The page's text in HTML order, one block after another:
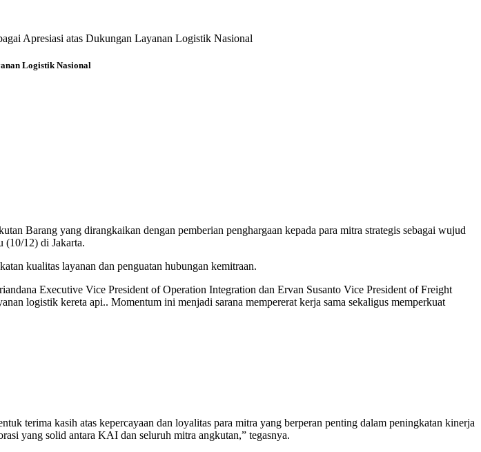
Apresiasi atas Dukungan Layanan Logistik Nasional
Logistik Nasional
Barang yang dirangkaikan dengan pemberian penghargaan kepada para mitra strategis sebagai wujud
(10/12) di Jakarta.
kualitas layanan dan penguatan hubungan kemitraan.
Executive Vice President of Operation Integration dan Ervan Susanto Vice President of Freight
logistik kereta api.. Momentum ini menjadi sarana mempererat kerja sama sekaligus memperkuat
terima kasih atas kepercayaan dan loyalitas para mitra yang berperan penting dalam peningkatan kinerja
yang solid antara KAI dan seluruh mitra angkutan,” tegasnya.